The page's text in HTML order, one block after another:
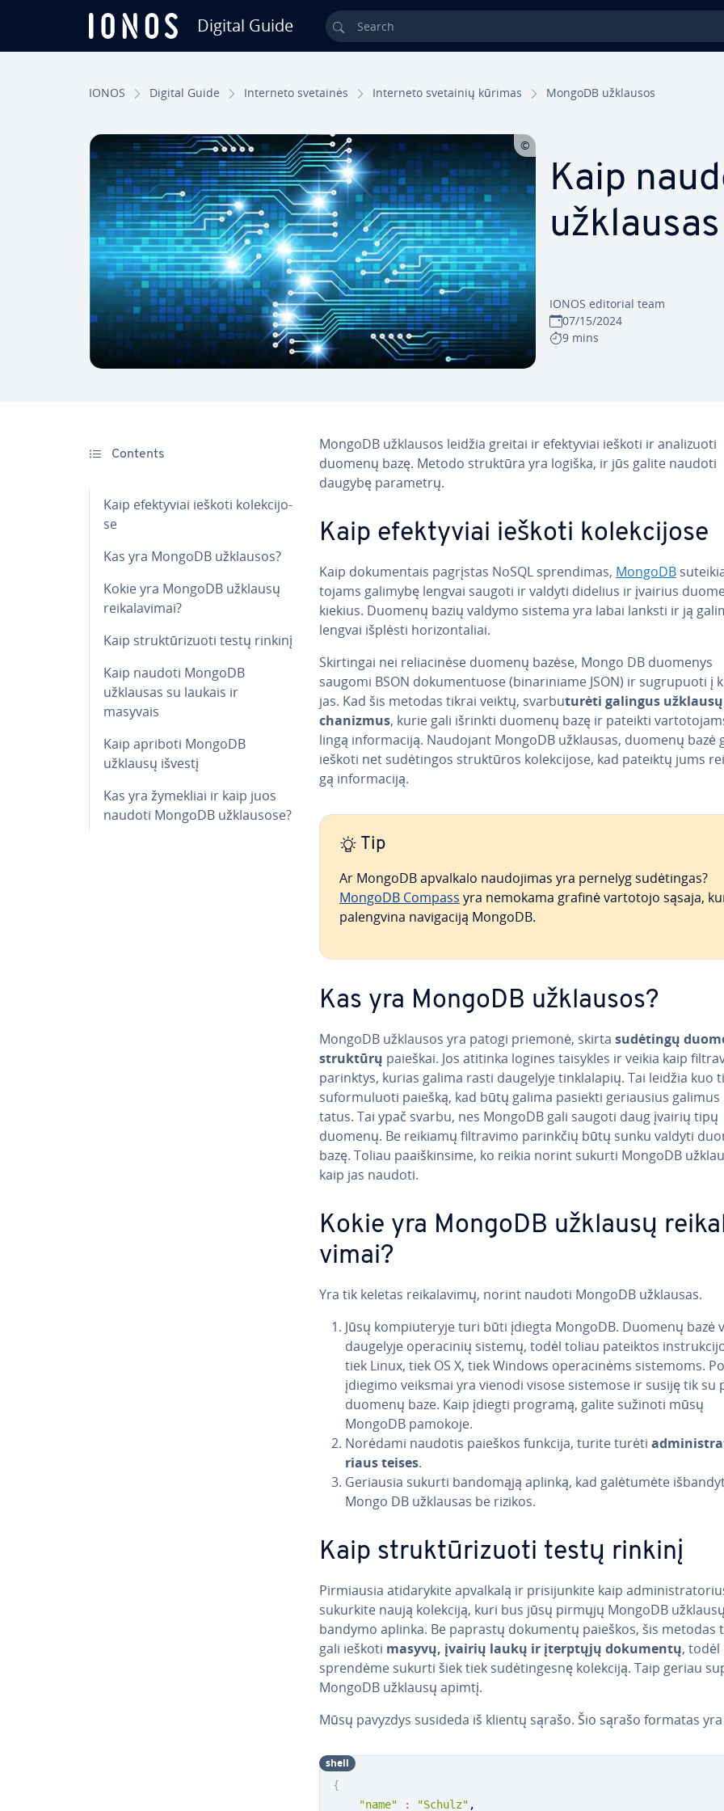
Digital Guide Search
IONOS Digital Guide Interneto svetainės Interneto svetainių kūrimas MongoDB užklausos
Kaip
užklausas
IONOS editorial team
07/15/2024
9 mins
Contents
Kaip efek­ty­viai ieškoti ko­lek­ci­jo­
se
Kas yra MongoDB užklausos?
Kokie yra MongoDB užklausų
rei­ka­la­vi­mai?
Kaip struk­tū­ri­zuo­ti testų rinkinį
Kaip naudoti MongoDB
užklausas su laukais ir
masyvais
Kaip apriboti MongoDB
užklausų išvestį
Kas yra žymekliai ir kaip juos
naudoti MongoDB už­klau­so­se?
MongoDB užklausos leidžia greitai ir efek­ty­viai ieškoti ir ana­li­zuo­ti
duomenų bazę. Metodo struktūra yra logiška, ir jūs galite naudoti
daugybę parametrų.
Kaip efek­ty­viai ieškoti ko­lek­ci­jo­se
Kaip do­ku­men­tais pagrįstas NoSQL spren­di­mas, MongoDB
to­jams galimybę lengvai saugoti ir valdyti didelius ir įvairius
kiekius. Duomenų bazių valdymo sistema yra labai lanksti ir ją
lengvai išplėsti ho­ri­zon­ta­liai.
Skir­tin­gai nei re­lia­ci­nė­se duomenų bazėse, Mongo DB duomenys
saugomi BSON do­ku­men­tuo­se (bi­na­ri­nia­me JSON) ir su­gru­puo­ti į
jas. Kad šis metodas tikrai veiktų, svarbuturėti galingus
cha­niz­mus, kurie gali išrinkti duomenų bazę ir pateikti
lin­gą in­for­ma­ci­ją. Naudojant MongoDB užklausas, duomenų bazė
ieškoti net su­dė­tin­gos struk­tū­ros ko­lek­ci­jo­se, kad pateiktų jums
gą in­for­ma­ci­ją.
Tip
Ar MongoDB apvalkalo nau­do­ji­mas yra pernelyg su­dė­tin­gas?
MongoDB Compass yra nemokama grafinė vartotojo sąsaja,
pa­leng­vi­na na­vi­ga­ci­ją MongoDB.
Kas yra MongoDB užklausos?
MongoDB užklausos yra patogi priemonė, skirta sudėtingų
struktūrų paieškai. Jos atitinka logines taisykles ir veikia kaip
parinktys, kurias galima rasti daugelyje tink­la­la­pių. Tai leidžia kuo
su­for­mu­luo­ti paiešką, kad būtų galima pasiekti ge­riau­sius
ta­tus. Tai ypač svarbu, nes MongoDB gali saugoti daug įvairių tipų
duomenų. Be reikiamų fil­t­ra­vi­mo parinkčių būtų sunku valdyti
bazę. Toliau pa­aiš­kin­si­me, ko reikia norint sukurti MongoDB
kaip jas naudoti.
Kokie yra MongoDB užklausų
vi­mai?
Yra tik keletas rei­ka­la­vi­mų, norint naudoti MongoDB užklausas.
Jūsų kom­piu­te­ry­je turi būti įdiegta MongoDB. Duomenų bazė
daugelyje ope­ra­ci­nių sistemų, todėl toliau pateiktos
tiek Linux, tiek OS X, tiek Windows ope­ra­ci­nėms sistemoms. Po
įdiegimo veiksmai yra vienodi visose sistemose ir susiję tik su
duomenų baze. Kaip įdiegti programą, galite sužinoti mūsų
MongoDB pamokoje.
Norėdami naudotis paieškos funkcija, turite turėti
riaus teises.
Geriausia sukurti bandomąją aplinką, kad ga­lė­tu­mė­te
Mongo DB užklausas be rizikos.
Kaip struk­tū­ri­zuo­ti testų rinkinį
Pir­miau­sia ati­da­ry­ki­te apvalkalą ir pri­si­jun­ki­te kaip
sukurkite naują kolekciją, kuri bus jūsų pirmųjų MongoDB
bandymo aplinka. Be paprastų dokumentų paieškos, šis metodas
gali ieškoti masyvų, įvairių laukų ir įterptųjų dokumentų,
spren­dė­me sukurti šiek tiek su­dė­tin­ges­nę kolekciją. Taip geriau
MongoDB užklausų apimtį.
Mūsų pavyzdys susideda iš klientų sąrašo. Šio sąrašo formatas
{
"name"
: "Schulz" ,
shell